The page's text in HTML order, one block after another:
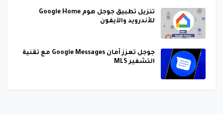
تنزيل تطبيق جوجل هوم Google Home
للأندرويد والآيفون
جوجل تعزز أمان Google Messages مع تقنية
التشفير MLS